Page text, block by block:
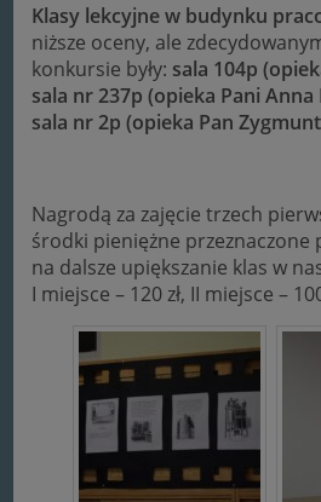
Klasy lekcyjne w budynku
niższe oceny, ale
konkursie były: sala 104p
sala nr 237p (opieka Pani
sala nr 2p (opieka Pan
Nagrodą za zajęcie trzech
środki pieniężne przeznaczone
na dalsze upiększanie klas w
I miejsce – 120 zł, II miejsce –